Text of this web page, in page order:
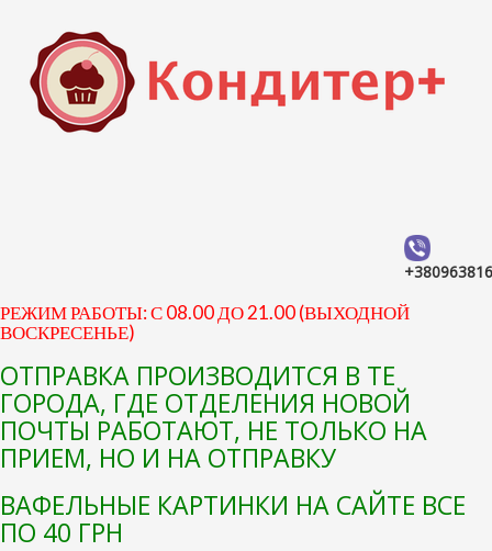
РЕЖИМ РАБОТЫ: С 08.00 ДО 21.00 (ВЫХОДНОЙ
ВОСКРЕСЕНЬЕ)
ОТПРАВКА ПРОИЗВОДИТСЯ В ТЕ
ГОРОДА, ГДЕ ОТДЕЛЕНИЯ НОВОЙ
ПОЧТЫ РАБОТАЮТ, НЕ ТОЛЬКО НА
ПРИЕМ, НО И НА ОТПРАВКУ
ВАФЕЛЬНЫЕ КАРТИНКИ НА САЙТЕ ВСЕ
ПО 40 ГРН